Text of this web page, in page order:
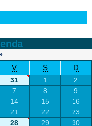
V S D
31 1
2
7 8
9
14 15
16
21 22
23
28 29
30